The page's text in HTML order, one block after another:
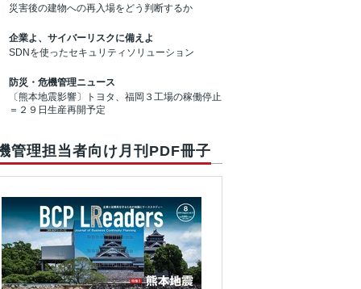
災害後の建物への再入場をどう判断するか
企業よ、サイバーリスクに備えよ
SDNを使ったセキュリティソリューション
防災・危機管理ニュース
〔熊本地震影響〕トヨタ、福岡３工場の稼働停止
＝２９日生産再開予定
管理担当者向け月刊PDF冊子